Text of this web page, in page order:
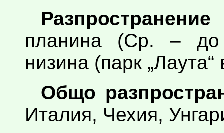
планина (Ср. – до
низина (парк
Общо
Италия, Чехия,